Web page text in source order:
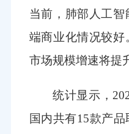
当前，肺部人工
端商业化情况较
市场规模增速将提
统计显示，
国内共有15款产